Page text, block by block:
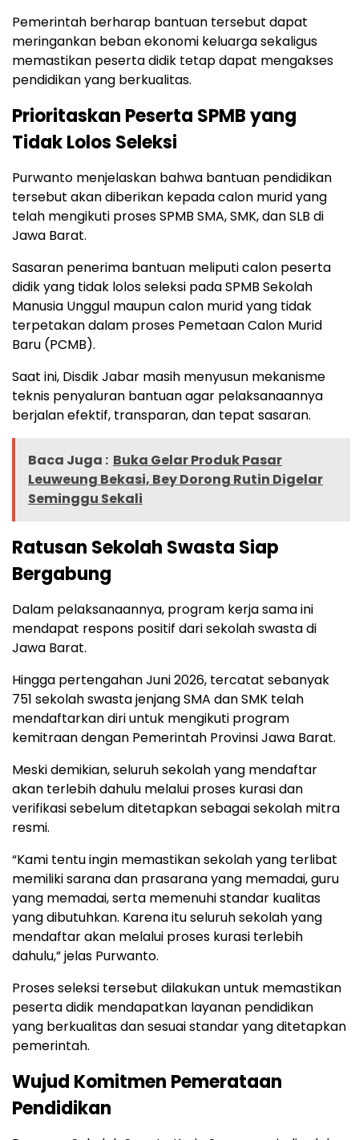
Pemerintah berharap bantuan tersebut dapat
meringankan beban ekonomi keluarga sekaligus
memastikan peserta didik tetap dapat mengakses
pendidikan yang berkualitas.
Prioritaskan Peserta SPMB yang
Tidak Lolos Seleksi
Purwanto menjelaskan bahwa bantuan pendidikan
tersebut akan diberikan kepada calon murid yang
telah mengikuti proses SPMB SMA, SMK, dan SLB di
Jawa Barat.
Sasaran penerima bantuan meliputi calon peserta
didik yang tidak lolos seleksi pada SPMB Sekolah
Manusia Unggul maupun calon murid yang tidak
terpetakan dalam proses Pemetaan Calon Murid
Baru (PCMB).
Saat ini, Disdik Jabar masih menyusun mekanisme
teknis penyaluran bantuan agar pelaksanaannya
berjalan efektif, transparan, dan tepat sasaran.
Baca Juga : Buka Gelar Produk Pasar
Leuweung Bekasi, Bey Dorong Rutin Digelar
Seminggu Sekali
Ratusan Sekolah Swasta Siap
Bergabung
Dalam pelaksanaannya, program kerja sama ini
mendapat respons positif dari sekolah swasta di
Jawa Barat.
Hingga pertengahan Juni 2026, tercatat sebanyak
751 sekolah swasta jenjang SMA dan SMK telah
mendaftarkan diri untuk mengikuti program
kemitraan dengan Pemerintah Provinsi Jawa Barat.
Meski demikian, seluruh sekolah yang mendaftar
akan terlebih dahulu melalui proses kurasi dan
verifikasi sebelum ditetapkan sebagai sekolah mitra
resmi.
“Kami tentu ingin memastikan sekolah yang terlibat
memiliki sarana dan prasarana yang memadai, guru
yang memadai, serta memenuhi standar kualitas
yang dibutuhkan. Karena itu seluruh sekolah yang
mendaftar akan melalui proses kurasi terlebih
dahulu,” jelas Purwanto.
Proses seleksi tersebut dilakukan untuk memastikan
peserta didik mendapatkan layanan pendidikan
yang berkualitas dan sesuai standar yang ditetapkan
pemerintah.
Wujud Komitmen Pemerataan
Pendidikan